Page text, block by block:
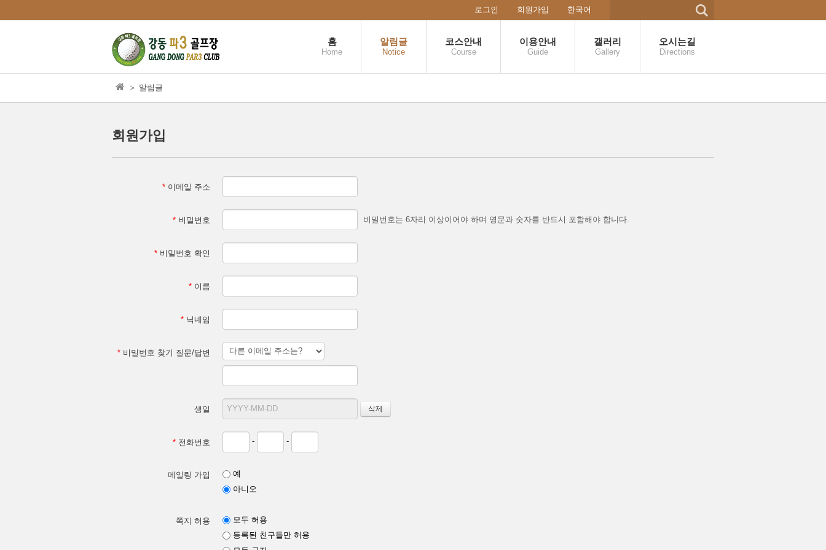
한국어
로그인 회원가입
홈
Home
알림글
Notice
코스안내
Course
이용안내
Guide
갤러리
Gallery
오시는길
Directions
＞ 알림글
회원가입
* 이메일 주소
* 비밀번호 비밀번호는 6자리 이상이어야 하며 영문과 숫자를 반드시 포함해야 합니다.
* 비밀번호 확인
* 이름
* 닉네임
* 비밀번호 찾기 질문/답변
생일
* 전화번호 - -
메일링 가입
예
아니오
쪽지 허용
모두 허용
등록된 친구들만 허용